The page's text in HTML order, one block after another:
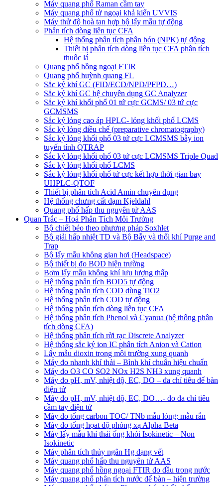
Máy quang phổ Raman cầm tay
Máy quang phổ tử ngoại khả kiến UVVIS
Máy thử độ hoà tan hợp bộ lấy mẫu tự động
Phân tích dòng liên tục CFA
Hệ thống phân tích phân bón (NPK) tự động
Thiết bị phân tích dòng liên tục CFA phân tích
thuốc lá
Quang phổ hồng ngoại FTIR
Quang phổ huỳnh quang FL
Sắc ký khí GC (FID/ECD/NPD/PFPD…)
Sắc ký khí GC hệ chuyên dụng GC Analyzer
Sắc ký khí khối phổ 01 tứ cực GCMS/ 03 tứ cực
GCMSMS
Sắc ký lỏng cao áp HPLC- lỏng khối phổ LCMS
Sắc ký lỏng điều chế (preparative chromatography)
Sắc ký lỏng khối phổ 03 tứ cực LCMSMS bẫy ion
tuyến tính QTRAP
Sắc ký lỏng khối phổ 03 tứ cực LCMSMS Triple Quad
Sắc ký lỏng khối phổ LCMS
Sắc ký lỏng khối phổ tứ cực kết hợp thời gian bay
UHPLC-QTOF
Thiết bị phân tích Acid Amin chuyên dụng
Hệ thống chưng cất đạm Kjeldahl
Quang phổ hấp thu nguyên tử AAS
Quan Trắc – Hoá Phân Tích Môi Trường
Bộ chiết béo theo phương pháp Soxhlet
Bộ giải hấp nhiệt TD và Bộ Bẫy và thổi khí Purge and
Trap
Bộ lấy mẫu không gian hơi (Headspace)
Bộ thiết bị đo BOD hiện trường
Bơm lấy mẫu không khí lưu lượng thấp
Hệ thống phân tích BOD5 tự động
Hệ thống phân tích COD dùng TiO2
Hệ thống phân tích COD tự động
Hệ thống phân tích dòng liên tục CFA
Hệ thống phân tích Phenol và Cyanua (hệ thống phân
tích dòng CFA)
Hệ thống phân tích rời rạc Discrete Analyzer
Hệ thống sắc ký ion IC phân tích Anion và Cation
Lấy mẫu dioxin trong môi trường xung quanh
Máy đo nhanh khí thải – Bình khí chuẩn hiệu chuẩn
Máy đo O3 CO SO2 NOx H2S NH3 xung quanh
Máy đo pH, mV, nhiệt độ, EC, DO – đa chỉ tiêu để bàn
điện tử
Máy đo pH, mV, nhiệt độ, EC, DO…- đo đa chỉ tiêu
cầm tay điện tử
Máy đo tổng carbon TOC/ TNb mẫu lỏng; mẫu rắn
Máy đo tổng họat độ phóng xạ Alpha Beta
Máy lấy mẫu khí thải ống khói Isokinetic – Non
Isokinetic
Máy phân tích thủy ngân Hg dạng vết
Máy quang phổ hấp thu nguyên tử AAS
Máy quang phổ hồng ngoại FTIR đo dầu trong nước
Máy quang phổ phân tích nước để bàn – hiện trường